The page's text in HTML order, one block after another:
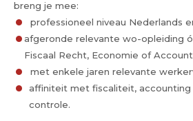
breng je mee:
professioneel niveau Nederlands
afgeronde relevante wo-opleiding
Fiscaal Recht, Economie of
met enkele jaren relevante
affiniteit met fiscaliteit, accounting
controle.